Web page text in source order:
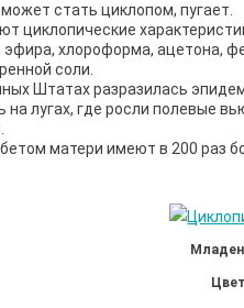
стать циклопом, пугает.
циклопические
хлороформа, ацетона,
соли.
Штатах разразилась
лугах, где росли полевые
матери имеют в 200 раз